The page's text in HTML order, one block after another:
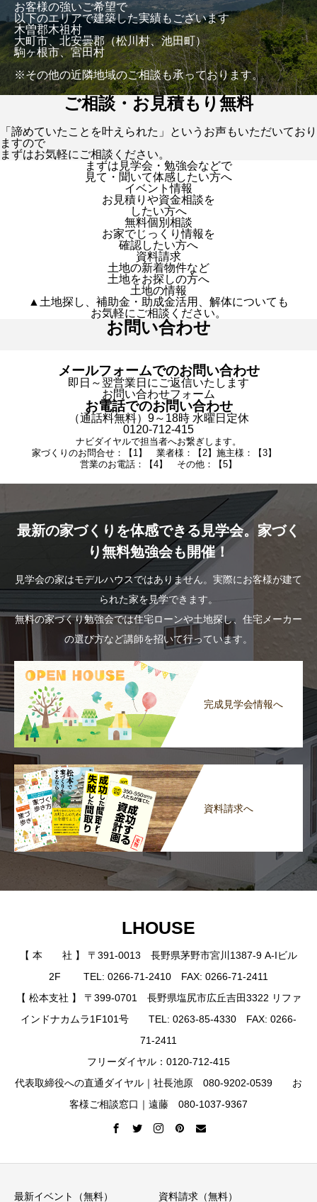
お客様の強いご希望で
以下のエリアで建築した実績もございます
木曽郡木祖村
大町市、北安曇郡（松川村、池田町）
駒ヶ根市、宮田村
※その他の近隣地域のご相談も承っております。
ご相談・お見積もり無料
「諦めていたことを叶えられた」というお声もいただいており
ますので
まずはお気軽にご相談ください。
まずは見学会・勉強会などで
見て・聞いて体感したい方へ
イベント情報
お見積りや資金相談を
したい方へ
無料個別相談
お家でじっくり情報を
確認したい方へ
資料請求
土地の新着物件など
土地をお探しの方へ
土地の情報
▲土地探し、補助金・助成金活用、解体についても
お気軽にご相談ください。
お問い合わせ
メールフォームでのお問い合わせ
即日～翌営業日にご返信いたします
お問い合わせフォーム
お電話でのお問い合わせ
（通話料無料）9～18時 水曜日定休
0120-712-415
ナビダイヤルで担当者へお繋ぎします。
家づくりのお問合せ：【1】 業者様：【2】施主様：【3】
営業のお電話：【4】 その他：【5】
最新の家づくりを体感できる見学会。家づく
り無料勉強会も開催！
見学会の家はモデルハウスではありません。実際にお客様が建て
られた家を見学できます。
無料の家づくり勉強会では住宅ローンや土地探し、住宅メーカー
の選び方など講師を招いて行っています。
完成見学会情報へ
資料請求へ
LHOUSE
【 本 社 】 〒391-0013 長野県茅野市宮川1387-9 A-Iビル
2F TEL: 0266-71-2410 FAX: 0266-71-2411
【 松本支社 】 〒399-0701 長野県塩尻市広丘吉田3322 リファ
インドナカムラ1F101号 TEL: 0263-85-4330 FAX: 0266-
71-2411
フリーダイヤル：0120-712-415
代表取締役への直通ダイヤル｜社長池原 080-9202-0539 お
客様ご相談窓口｜遠藤 080-1037-9367
最新イベント（無料） 資料請求（無料）